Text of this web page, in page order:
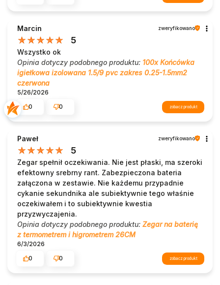
Marcin zweryfikowano
5
Wszystko ok
Opinia dotyczy podobnego produktu: 100x Końcówka
igiełkowa izolowana 1.5/9 pvc zakres 0.25-1.5mm2
czerwona
5/26/2026
0
0 zobacz produkt
Paweł zweryfikowano
5
Zegar spełnił oczekiwania. Nie jest płaski, ma szeroki
efektowny srebrny rant. Zabezpieczona bateria
załączona w zestawie. Nie każdemu przypadnie
cykanie sekundnika ale subiektywnie tego właśnie
oczekiwałem i to subiektywnie kwestia
przyzwyczajenia.
Opinia dotyczy podobnego produktu: Zegar na baterię
z termometrem i higrometrem 26CM
6/3/2026
0
0 zobacz produkt